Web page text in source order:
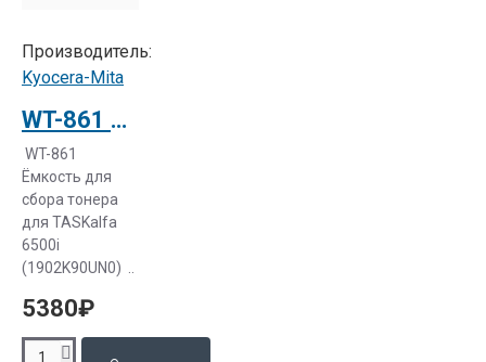
Производитель:
Kyocera-Mita
WT-861 Ёмкость для сбора тонера для TASKalfa 6500i (1902K90UN0)
WT-861
Ёмкость для
сбора тонера
для TASKalfa
6500i
(1902K90UN0) ..
5380₽